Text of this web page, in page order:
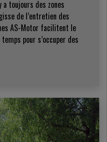
toujours des zones
de l’entretien des
AS-Motor facilitent le
pour s’occuper des